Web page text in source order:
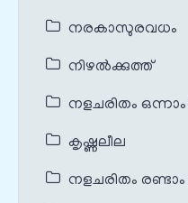
നരകാസുരവധം
നിഴൽക്കുത്ത്
നളചരിതം
കൃഷ്ണലീല
നളചരിതം